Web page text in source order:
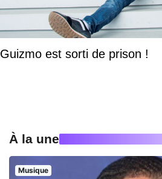
Guizmo est sorti de prison !
À la une
Musique